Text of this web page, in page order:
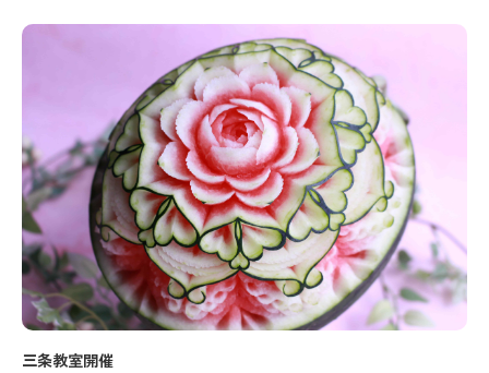
三条教室開催